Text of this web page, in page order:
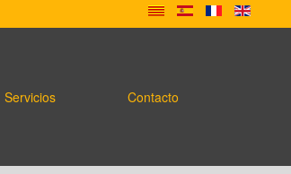
Servicios Contacto